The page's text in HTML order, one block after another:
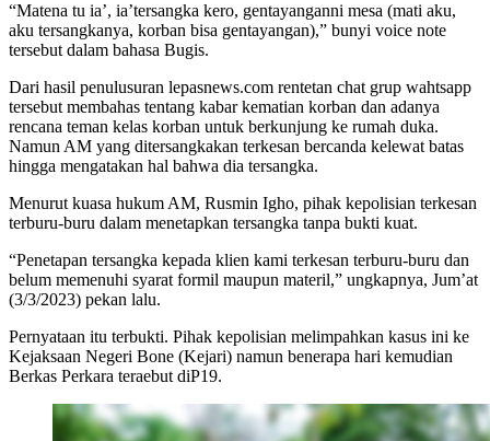
“Matena tu ia’, ia’tersangka kero, gentayanganni mesa (mati aku,
aku tersangkanya, korban bisa gentayangan),” bunyi voice note
tersebut dalam bahasa Bugis.
Dari hasil penulusuran lepasnews.com rentetan chat grup wahtsapp
tersebut membahas tentang kabar kematian korban dan adanya
rencana teman kelas korban untuk berkunjung ke rumah duka.
Namun AM yang ditersangkakan terkesan bercanda kelewat batas
hingga mengatakan hal bahwa dia tersangka.
Menurut kuasa hukum AM, Rusmin Igho, pihak kepolisian terkesan
terburu-buru dalam menetapkan tersangka tanpa bukti kuat.
“Penetapan tersangka kepada klien kami terkesan terburu-buru dan
belum memenuhi syarat formil maupun materil,” ungkapnya, Jum’at
(3/3/2023) pekan lalu.
Pernyataan itu terbukti. Pihak kepolisian melimpahkan kasus ini ke
Kejaksaan Negeri Bone (Kejari) namun benerapa hari kemudian
Berkas Perkara teraebut diP19.